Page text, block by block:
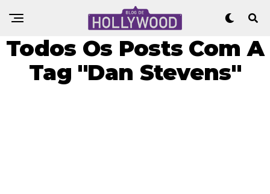
Todos Os Posts Com A
Tag "Dan Stevens"